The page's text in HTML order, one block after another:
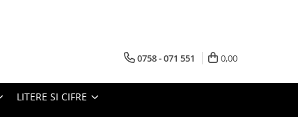
0758 - 071 551 0,00
LITERE SI CIFRE